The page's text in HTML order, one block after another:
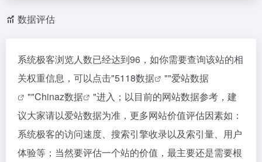
数据评估
系统极客浏览人数已经达到96，如你需要查询该站的相
关权重信息，可以点击"5118数据 ""爱站数据
""Chinaz数据
"进入；以目前的网站数据参考，建
议大家请以爱站数据为准，更多网站价值评估因素如：
系统极客的访问速度、搜索引擎收录以及索引量、用户
体验等；当然要评估一个站的价值，最主要还是需要根